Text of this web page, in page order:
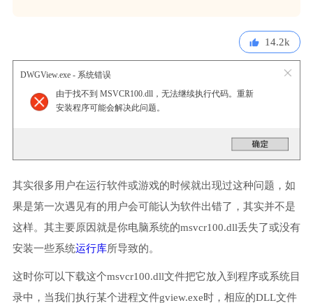
14.2k
DWGView.exe - 系统错误
由于找不到 MSVCR100.dll，无法继续执行代码。重新
安装程序可能会解决此问题。
其实很多用户在运行软件或游戏的时候就出现过这种问题，如
果是第一次遇见有的用户会可能认为软件出错了，其实并不是
这样。其主要原因就是你电脑系统的msvcr100.dll丢失了或没有
安装一些系统运行库所导致的。
这时你可以下载这个msvcr100.dll文件把它放入到程序或系统目
录中，当我们执行某个进程文件gview.exe时，相应的DLL文件